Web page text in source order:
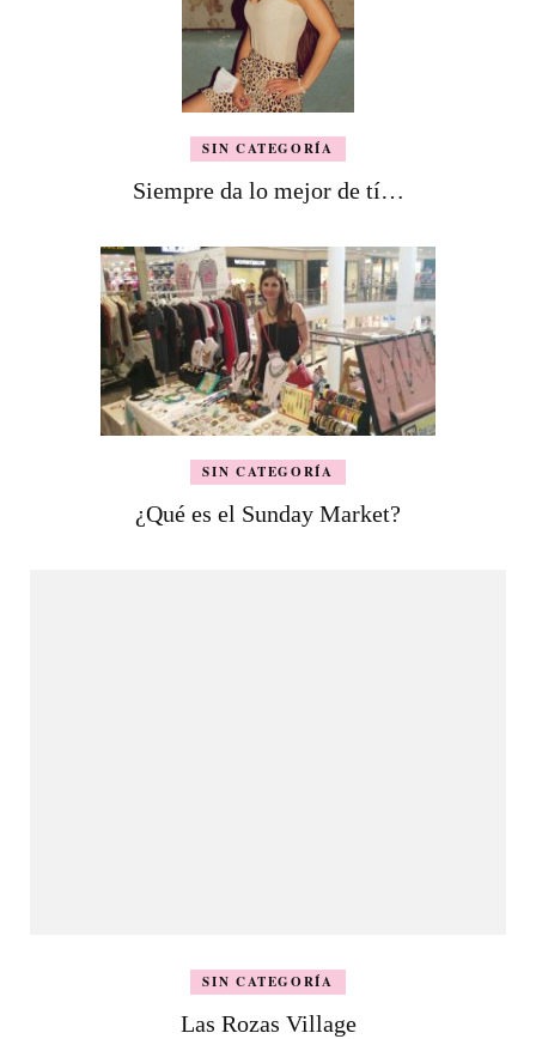
SIN CATEGORÍA
Siempre da lo mejor de tí…
SIN CATEGORÍA
¿Qué es el Sunday Market?
SIN CATEGORÍA
Las Rozas Village